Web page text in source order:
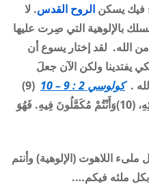
فيك يسكن الروح القدس. لا
بالإلوهية التي صِرت عليها
الله. لقد إختار يسوع أن
يفتدينا ولكن الآن جعلَ
.كولوسي 2 : 9 – 10
(9)
(10)
وَأَنْتُمْ مُكَمَّلُونَ فِيهِ. فَهُوَ
اللاهوت (الإلوهية) وأنتم
ملئه فيكم….